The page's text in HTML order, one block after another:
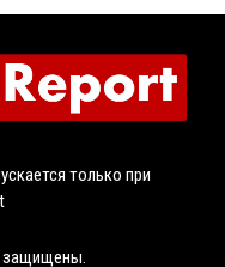
только при
защищены.